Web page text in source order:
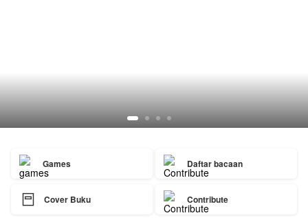
Games Daftar bacaan
 Cover Buku Contribute